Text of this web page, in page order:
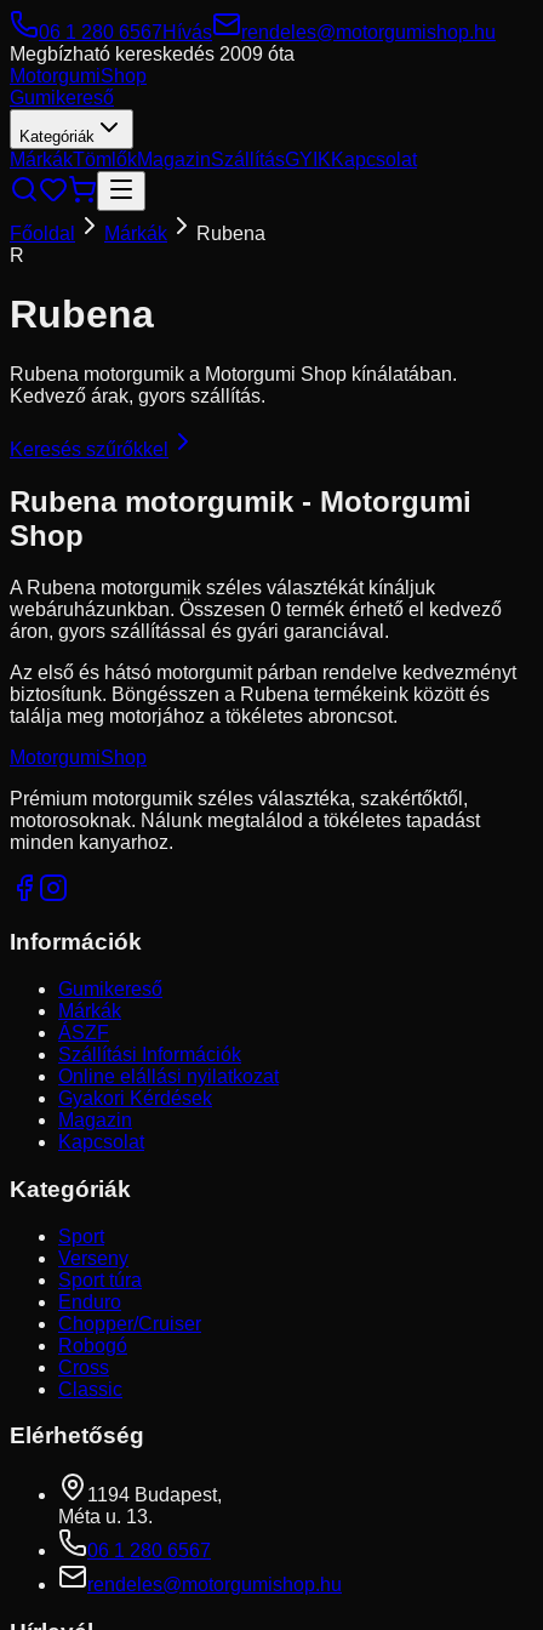
06 1 280 6567Hívás
rendeles@motorgumishop.hu
Megbízható kereskedés 2009 óta
MotorgumiShop
Gumikereső
Kategóriák
MárkákTömlőkMagazinSzállításGYIKKapcsolat
Főoldal Márkák
Rubena
R
Rubena
Rubena motorgumik a Motorgumi Shop kínálatában.
Kedvező árak, gyors szállítás.
Keresés szűrőkkel
Rubenamotorgumik - Motorgumi
Shop
A Rubena motorgumik széles választékát kínáljuk
webáruházunkban. Összesen 0 termék érhető el kedvező
áron, gyors szállítással és gyári garanciával.
Az első és hátsó motorgumit párban rendelve kedvezményt
biztosítunk. Böngésszen a Rubena termékeink között és
találja meg motorjához a tökéletes abroncsot.
MotorgumiShop
Prémium motorgumik széles választéka, szakértőktől,
motorosoknak. Nálunk megtalálod a tökéletes tapadást
minden kanyarhoz.
Információk
Gumikereső
Márkák
ÁSZF
Szállítási Információk
Online elállási nyilatkozat
Gyakori Kérdések
Magazin
Kapcsolat
Kategóriák
Sport
Verseny
Sport túra
Enduro
Chopper/Cruiser
Robogó
Cross
Classic
Elérhetőség
1194 Budapest,
Méta u. 13.
06 1 280 6567
rendeles@motorgumishop.hu